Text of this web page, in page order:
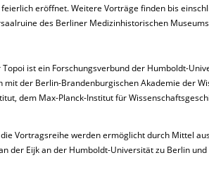
eröffnet. Weitere Vorträge finden bis
des Berliner Medizinhistorischen
Topoi ist ein Forschungsverbund der Humboldt-
mit der Berlin-Brandenburgischen Akademie der
dem Max-Planck-Institut für
Vortragsreihe werden ermöglicht durch Mittel
der Eijk an der Humboldt-Universität zu Berlin